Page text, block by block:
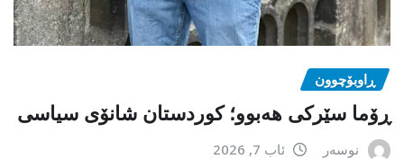
ڕاوبۆچوون
ڕۆما سێرکی هەبوو؛ کوردستان شانۆی سیاسی
نوسەر ئاب 7, 2026